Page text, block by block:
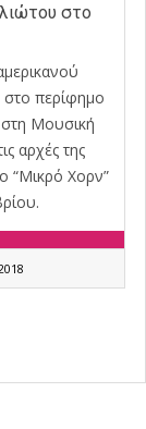
στο
περίφημο
Μουσική
αρχές της
“Μικρό Χορν”